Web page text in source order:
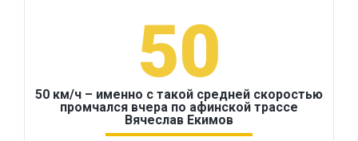
50
50 км/ч – именно с такой средней скоростью
промчался вчера по афинской трассе
Вячеслав Екимов